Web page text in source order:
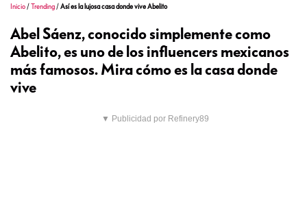
Inicio /Trending /Así es la lujosa casa donde vive Abelito
Abel Sáenz, conocido simplemente como
Abelito, es uno de los influencers mexicanos
más famosos. Mira cómo es la casa donde
vive
▼ Publicidad por Refinery89